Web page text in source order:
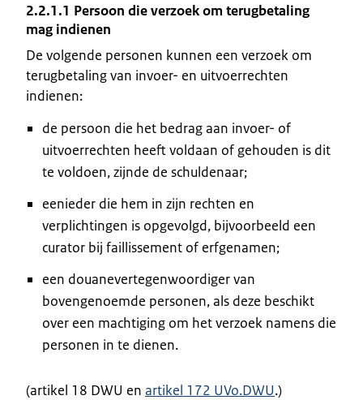
2.2.1.1 Persoon die verzoek om terugbetaling
mag indienen
De volgende personen kunnen een verzoek om
terugbetaling van invoer- en uitvoerrechten
indienen:
de persoon die het bedrag aan invoer- of
uitvoerrechten heeft voldaan of gehouden is dit
te voldoen, zijnde de schuldenaar;
eenieder die hem in zijn rechten en
verplichtingen is opgevolgd, bijvoorbeeld een
curator bij faillissement of erfgenamen;
een douanevertegenwoordiger van
bovengenoemde personen, als deze beschikt
over een machtiging om het verzoek namens die
personen in te dienen.
(artikel 18 DWU en artikel 172 UVo.DWU.)